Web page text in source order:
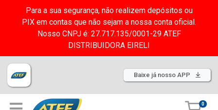
Para a sua segurança, não realizem depósitos ou
PIX em contas que não sejam a nossa conta oficial.
Nosso CNPJ é: 27.717.135/0001-29 ATEF
DISTRIBUIDORA EIRELI
Baixe já nosso APP
0